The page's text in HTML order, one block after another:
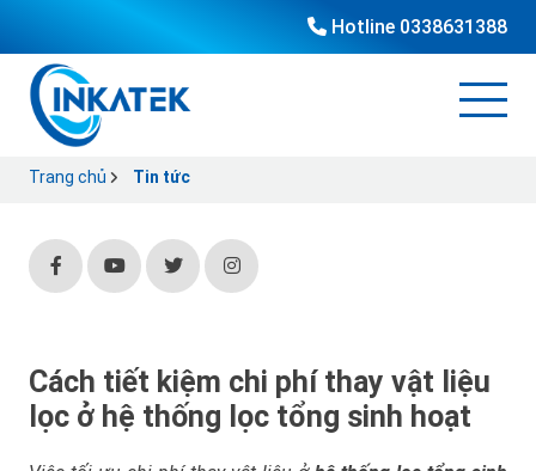
Hotline 0338631388
Trang chủ Tin tức
Cách tiết kiệm chi phí thay vật liệu
lọc ở hệ thống lọc tổng sinh hoạt